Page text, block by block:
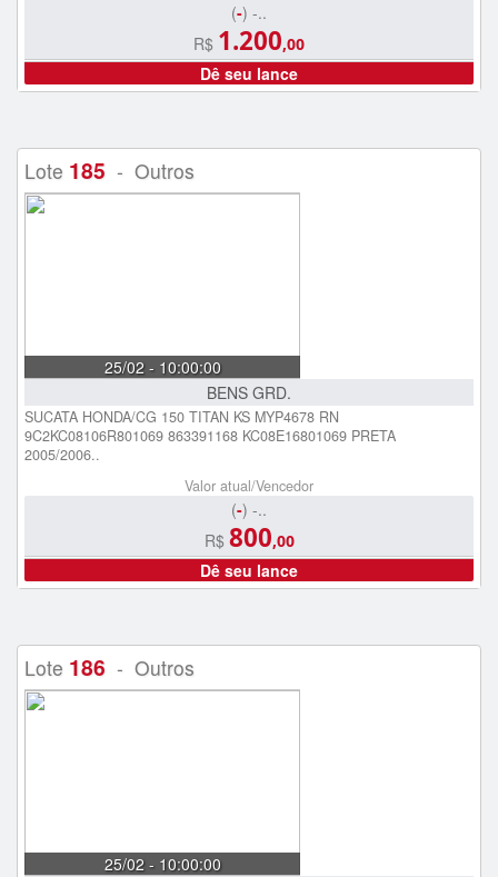
(-) -..
R$ 1.200,00
Dê seu lance
Lote 185 - Outros
25/02 - 10:00:00
BENS GRD.
SUCATA HONDA/CG 150 TITAN KS MYP4678 RN
9C2KC08106R801069 863391168 KC08E16801069 PRETA
2005/2006..
Valor atual/Vencedor
(-) -..
R$ 800,00
Dê seu lance
Lote 186 - Outros
25/02 - 10:00:00